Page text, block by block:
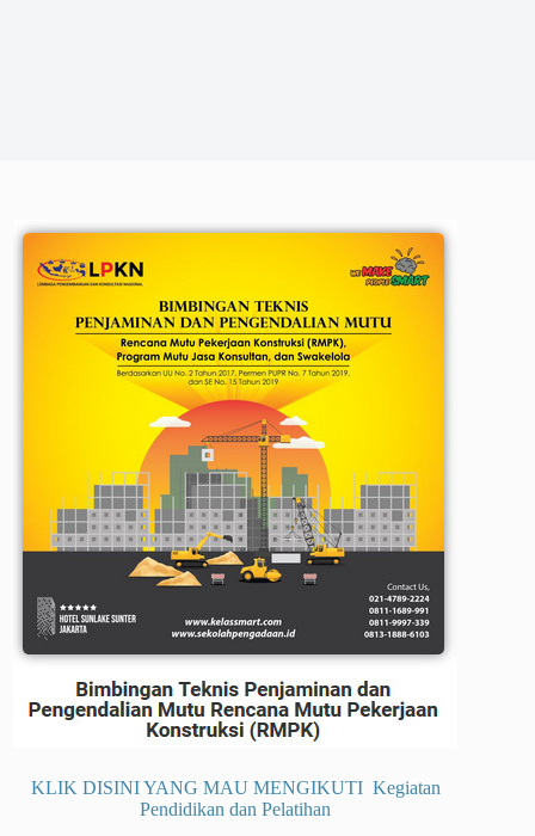
KLIK DISINI YANG MAU MENGIKUTI Kegiatan
Pendidikan dan Pelatihan